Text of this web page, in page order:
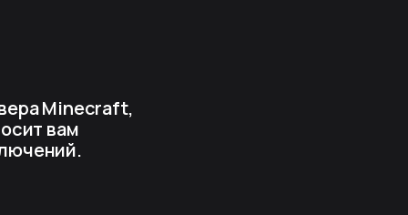
Minecraft,
вам